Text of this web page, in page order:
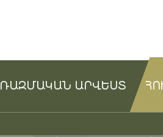
ՌԱԶՄԱԿԱՆ ԱՐՎԵՍՏ